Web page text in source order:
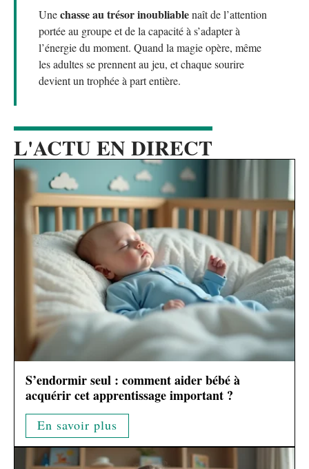
Unechasse au trésor inoubliablenaît de l’attention
portée au groupe et de la capacité à s’adapter à
l’énergie du moment. Quand la magie opère, même
les adultes se prennent au jeu, et chaque sourire
devient un trophée à part entière.
L'ACTU EN DIRECT
S’endormir seul : comment aider bébé à
acquérir cet apprentissage important ?
En savoir plus